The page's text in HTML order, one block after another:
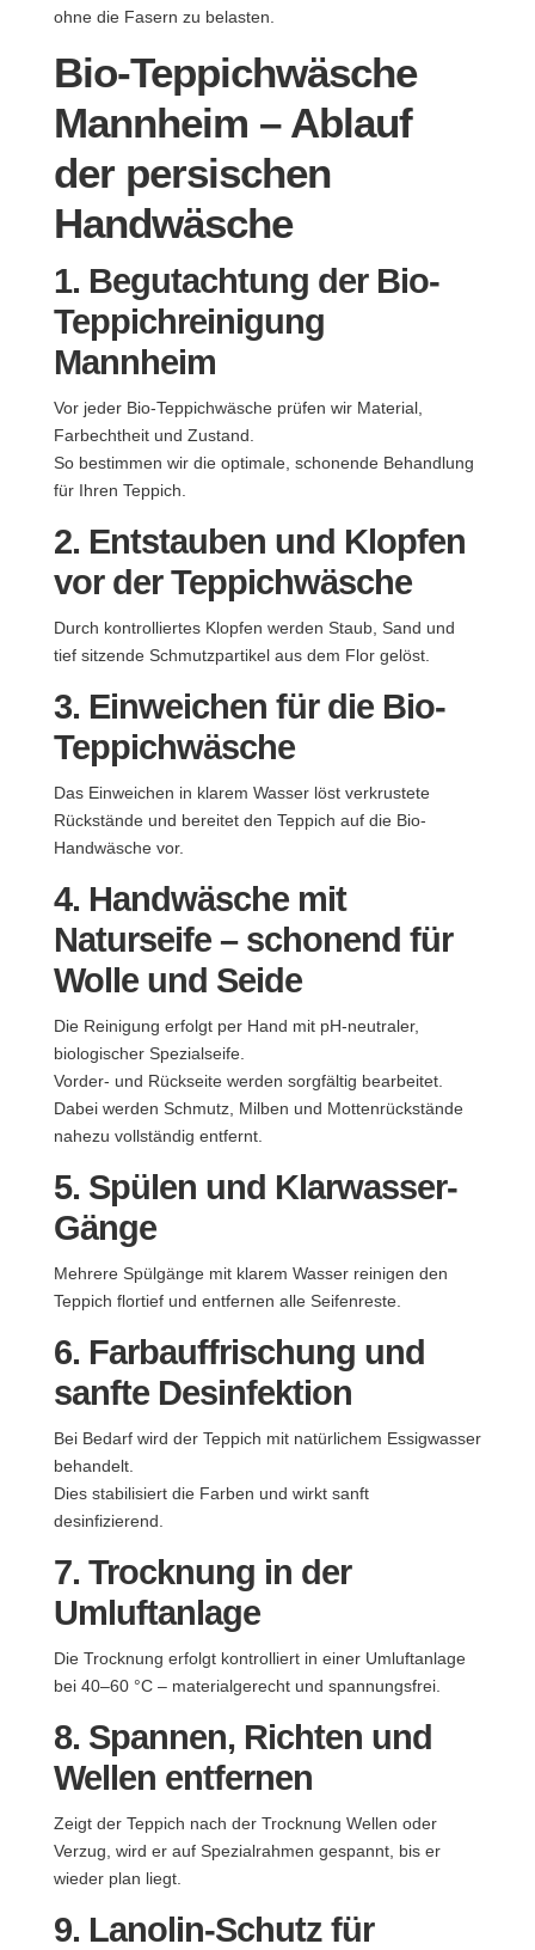
ohne die Fasern zu belasten.
Bio-Teppichwäsche
Mannheim – Ablauf
der persischen
Handwäsche
1. Begutachtung der Bio-
Teppichreinigung
Mannheim
Vor jeder Bio-Teppichwäsche prüfen wir Material,
Farbechtheit und Zustand.
So bestimmen wir die optimale, schonende Behandlung
für Ihren Teppich.
2. Entstauben und Klopfen
vor der Teppichwäsche
Durch kontrolliertes Klopfen werden Staub, Sand und
tief sitzende Schmutzpartikel aus dem Flor gelöst.
3. Einweichen für die Bio-
Teppichwäsche
Das Einweichen in klarem Wasser löst verkrustete
Rückstände und bereitet den Teppich auf die Bio-
Handwäsche vor.
4. Handwäsche mit
Naturseife – schonend für
Wolle und Seide
Die Reinigung erfolgt per Hand mit pH-neutraler,
biologischer Spezialseife.
Vorder- und Rückseite werden sorgfältig bearbeitet.
Dabei werden Schmutz, Milben und Mottenrückstände
nahezu vollständig entfernt.
5. Spülen und Klarwasser-
Gänge
Mehrere Spülgänge mit klarem Wasser reinigen den
Teppich flortief und entfernen alle Seifenreste.
6. Farbauffrischung und
sanfte Desinfektion
Bei Bedarf wird der Teppich mit natürlichem Essigwasser
behandelt.
Dies stabilisiert die Farben und wirkt sanft
desinfizierend.
7. Trocknung in der
Umluftanlage
Die Trocknung erfolgt kontrolliert in einer Umluftanlage
bei 40–60 °C – materialgerecht und spannungsfrei.
8. Spannen, Richten und
Wellen entfernen
Zeigt der Teppich nach der Trocknung Wellen oder
Verzug, wird er auf Spezialrahmen gespannt, bis er
wieder plan liegt.
9. Lanolin-Schutz für